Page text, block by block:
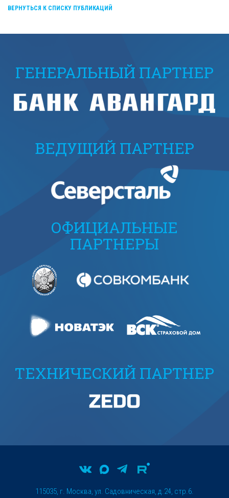
ВЕРНУТЬСЯ К СПИСКУ ПУБЛИКАЦИЙ
ГЕНЕРАЛЬНЫЙ ПАРТНЕР
ВЕДУЩИЙ ПАРТНЕР
ОФИЦИАЛЬНЫЕ
ПАРТНЕРЫ
ТЕХНИЧЕСКИЙ ПАРТНЕР
115035, г. Москва, ул. Садовническая, д.24, стр.6.